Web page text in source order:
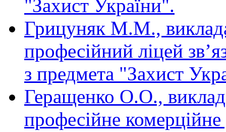
"Захист України".
Грицуняк М.М.,
професійний ліцей
з предмета "Захист
Геращенко О.О.,
професійне